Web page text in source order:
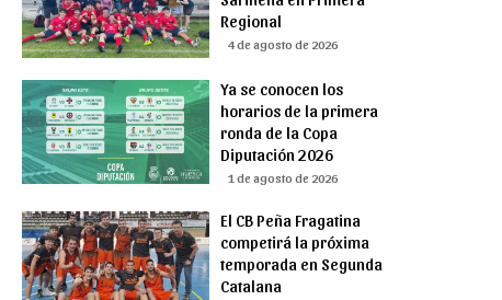
Regional
4 de agosto de 2026
Ya se conocen los
horarios de la primera
ronda de la Copa
Diputación 2026
1 de agosto de 2026
El CB Peña Fragatina
competirá la próxima
temporada en Segunda
Catalana